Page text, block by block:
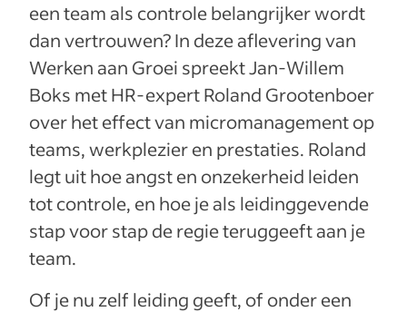
een team als controle belangrijker wordt
dan vertrouwen? In deze aflevering van
Werken aan Groei spreekt Jan-Willem
Boks met HR-expert Roland Grootenboer
over het effect van micromanagement op
teams, werkplezier en prestaties. Roland
legt uit hoe angst en onzekerheid leiden
tot controle, en hoe je als leidinggevende
stap voor stap de regie teruggeeft aan je
team.
Of je nu zelf leiding geeft, of onder een